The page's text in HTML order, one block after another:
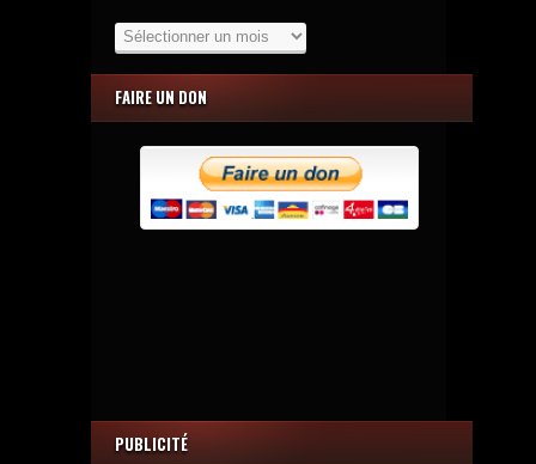
Archives
FAIRE UN DON
PUBLICITÉ